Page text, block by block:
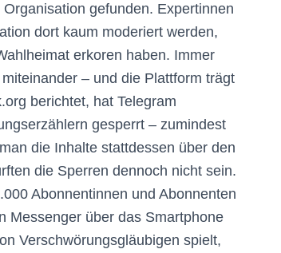
gefunden. Expertinnen
dort kaum moderiert werden,
erkoren haben. Immer
– und die Plattform trägt
berichtet, hat Telegram
gesperrt – zumindest
die Inhalte stattdessen über den
die Sperren dennoch nicht sein.
Abonnentinnen und Abonnenten
Messenger über das Smartphone
Verschwörungsgläubigen spielt,